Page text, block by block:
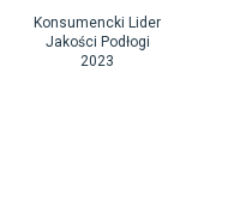
Konsumencki Lider
Jakości Podłogi
2023